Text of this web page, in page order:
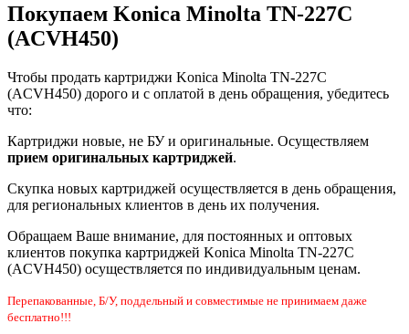
Покупаем Konica Minolta TN-227C
(ACVH450)
Чтобы продать картриджи Konica Minolta TN-227C
(ACVH450) дорого и с оплатой в день обращения, убедитесь
что:
Картриджи новые, не БУ и оригинальные. Осуществляем
прием оригинальных картриджей.
Скупка новых картриджей осуществляется в день обращения,
для региональных клиентов в день их получения.
Обращаем Ваше внимание, для постоянных и оптовых
клиентов покупка картриджей Konica Minolta TN-227C
(ACVH450) осуществляется по индивидуальным ценам.
Перепакованные, Б/У, поддельный и совместимые не принимаем даже
бесплатно!!!